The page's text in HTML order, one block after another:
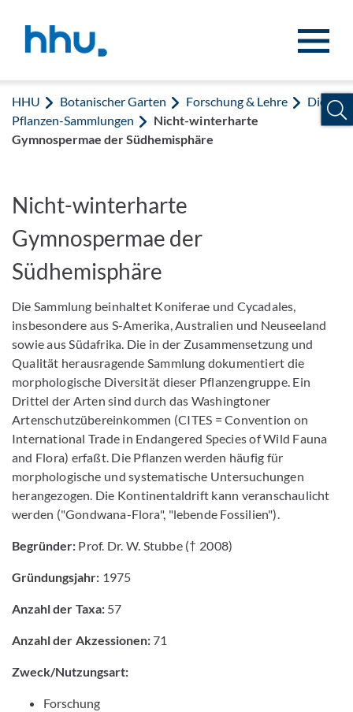
HHU Botanischer Garten Forschung & Lehre
Die
Pflanzen-Sammlungen
Nicht-winterharte
Gymnospermae der Südhemisphäre
Nicht-winterharte
Gymnospermae der
Südhemisphäre
Die Sammlung beinhaltet Koniferae und Cycadales,
insbesondere aus S-Amerika, Australien und Neuseeland
sowie aus Südafrika. Die in der Zusammensetzung und
Qualität herausragende Sammlung dokumentiert die
morphologische Diversität dieser Pflanzengruppe. Ein
Drittel der Arten sind durch das Washingtoner
Artenschutzübereinkommen (CITES = Convention on
International Trade in Endangered Species of Wild Fauna
and Flora) erfaßt. Die Pflanzen werden häufig für
morphologische und systematische Untersuchungen
herangezogen. Die Kontinentaldrift kann veranschaulicht
werden ("Gondwana-Flora", "lebende Fossilien").
Begründer: Prof. Dr. W. Stubbe († 2008)
Gründungsjahr: 1975
Anzahl der Taxa: 57
Anzahl der Akzessionen: 71
Zweck/Nutzungsart:
Forschung